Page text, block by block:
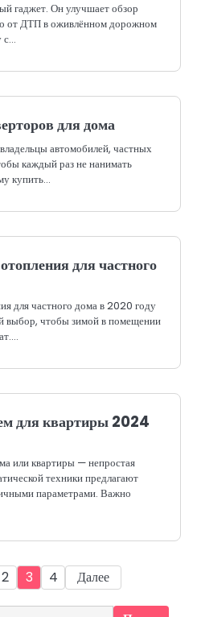
гаджет. Он улучшает обзор
от ДТП в оживлённом дорожном
с…
для дома
автомобилей, частных
каждый раз не нанимать
купить…
для частного
для частного дома в 2020 году
выбор, чтобы зимой в помещении
для квартиры 2024
или квартиры — непростая
техники предлагают
параметрами. Важно
Пагинация
записей
2 3 4
Далее